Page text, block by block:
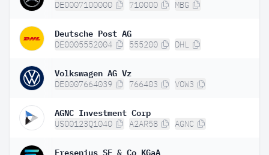
DE0007100000 710000 MBG
Deutsche Post AG
DE0005552004 555200 DHL
Volkswagen AG Vz
DE0007664039 766403 VOW3
AGNC Investment Corp
US00123Q1040 A2AR58 AGNC
Fresenius SE & Co KGaA